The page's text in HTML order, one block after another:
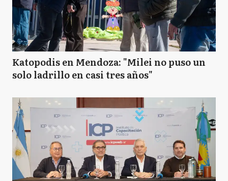
Katopodis en Mendoza: "Milei no puso un
solo ladrillo en casi tres años"